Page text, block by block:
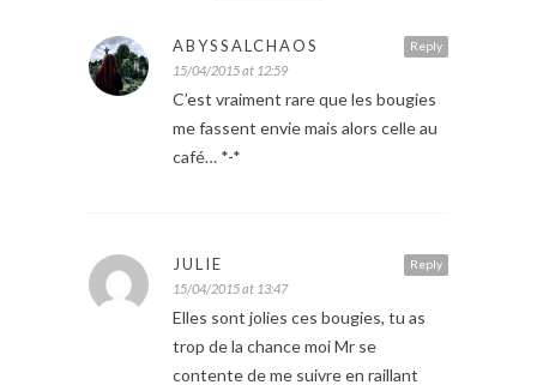
Reply
ABYSSALCHAOS
15/04/2015 at 12:59
C’est vraiment rare que les bougies
me fassent envie mais alors celle au
café… *-*
Reply
JULIE
15/04/2015 at 13:47
Elles sont jolies ces bougies, tu as
trop de la chance moi Mr se
contente de me suivre en raillant